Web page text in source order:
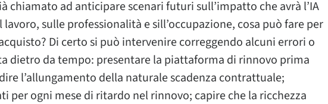
chiamato ad anticipare scenari futuri sull’impatto che avrà l’IA
sulle professionalità e sill’occupazione, cosa può fare per
Di certo si può intervenire correggendo alcuni errori o
dietro da tempo: presentare la piattaforma di rinnovo prima
l’allungamento della naturale scadenza contrattuale;
per ogni mese di ritardo nel rinnovo; capire che la ricchezza